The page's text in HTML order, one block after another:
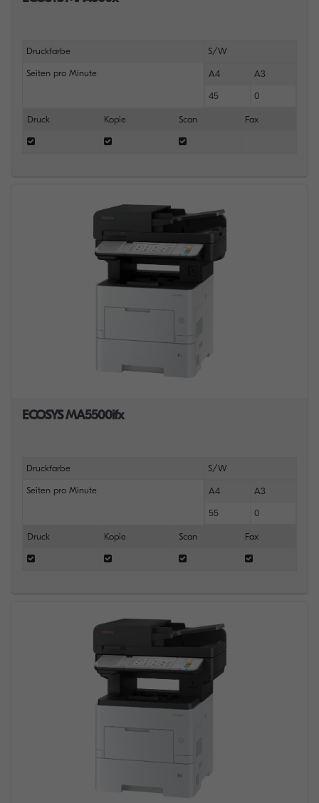
Druckfarbe S/W
Seiten pro Minute A4 A3
45 0
Druck Kopie Scan Fax
ECOSYS MA5500ifx
Druckfarbe S/W
Seiten pro Minute A4 A3
55 0
Druck Kopie Scan Fax